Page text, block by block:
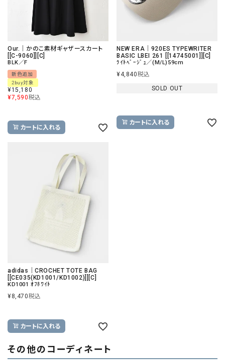
Our.｜かのこ素材ギャザースカート
[[C-9060]][C]
BLK／F
新色追加
2buy対象
¥15,180
¥7,590税込
カートに入れる
NEW ERA｜920ES TYPEWRITER
BASIC LBEI 261 [[14745001]][C]
ﾗｲﾄﾍﾞｰｼﾞｭ／(M/L)59cm
¥4,840税込
SOLD OUT
カートに入れる
adidas｜CROCHET TOTE BAG
[[CE035(KD1001/KD1002)]][C]
KD1001 ｵﾌﾎﾜｲﾄ
¥8,470税込
カートに入れる
その他のコーディネート